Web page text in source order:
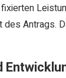
Antrags.